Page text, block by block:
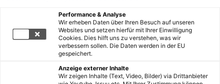
Performance & Analyse
Wir erheben Daten über Ihren Besuch auf unseren
Websites und setzen hierfür mit Ihrer Einwilligung
Cookies. Dies hilft uns zu verstehen, was wir
verbessern sollen. Die Daten werden in der EU
gespeichert.
Anzeige externer Inhalte
Wir zeigen Inhalte (Text, Video, Bilder) via Drittanbieter